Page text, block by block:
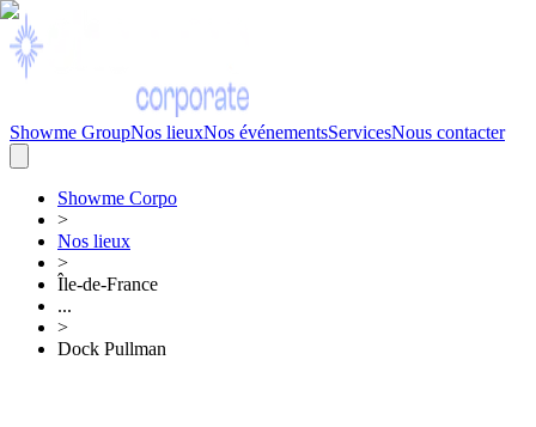
Showme GroupNos lieuxNos événementsServicesNous contacter
Showme Corpo
>
Nos lieux
>
Île-de-France
...
>
Dock Pullman